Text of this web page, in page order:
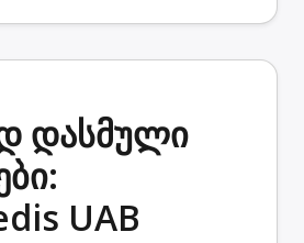
დასმული
UAB